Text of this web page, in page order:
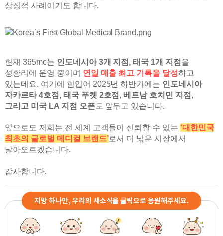
상징적 사례이기도 합니다.
현재 365mc는 인도네시아 3개 지점, 태국 1개 지점 을
성황리에 운영 중이며 연일 매출 최고 기록을 달성하고
있는데요. 여기에 힘입어 2025년 하반기에는 인도네시아
자카르타 4호점, 태국 푸켓 2호점, 베트남 호치민 지점,
그리고 미국 LA 지점 오픈도 앞두고 있습니다.
앞으로도 저희는 전 세계 고객들이 신뢰할 수 있는 ‘대한민국
최초의 글로벌 메디컬 브랜드’로서 더 넓은 시장에서
날아오르겠습니다.
감사합니다.
지방 하나만, 우리의 새소식을 클릭으로 응원해주세요.